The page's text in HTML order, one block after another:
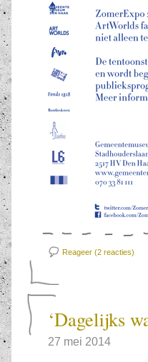
Reageer (2 reacties)
‘Dagelijks
27 mei 2014